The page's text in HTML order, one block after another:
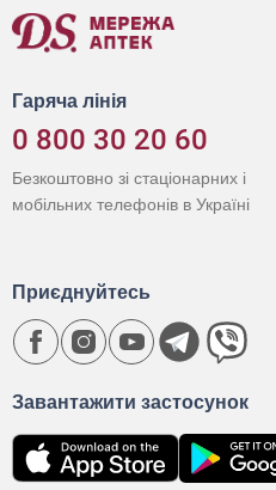
Гаряча лінія
0 800 30 20 60
Безкоштовно зі стаціонарних і
мобільних телефонів в Україні
Завантажити застосунок
Приєднуйтесь